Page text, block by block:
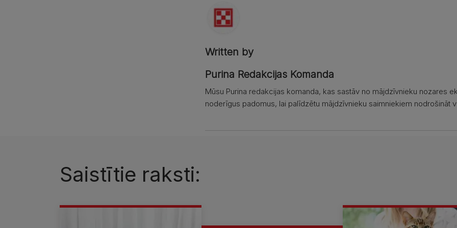
Written by
Purina Redakcijas Komanda
Mūsu Purina redakcijas komanda, kas sastāv no mājdzīvnieku nozares
noderīgus padomus, lai palīdzētu mājdzīvnieku saimniekiem nodrošināt
Saistītie raksti: